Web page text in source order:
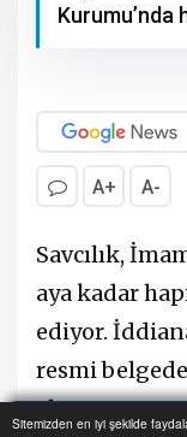
Sitemizden en iyi şekilde
Kurumu’nda
A+ A-
Savcılık,
aya kadar
ediyor.
resmi
alıyor.